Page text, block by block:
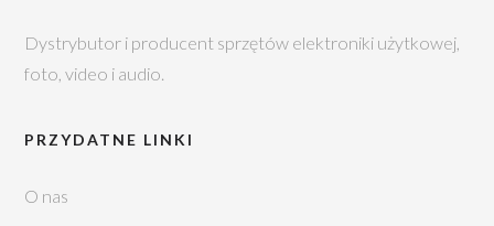
Dystrybutor i producent sprzętów elektroniki użytkowej,
foto, video i audio.
PRZYDATNE LINKI
O nas